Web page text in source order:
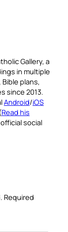
Gallery, a
in multiple
plans,
since 2013.
Android/iOS
Read his
social
Required